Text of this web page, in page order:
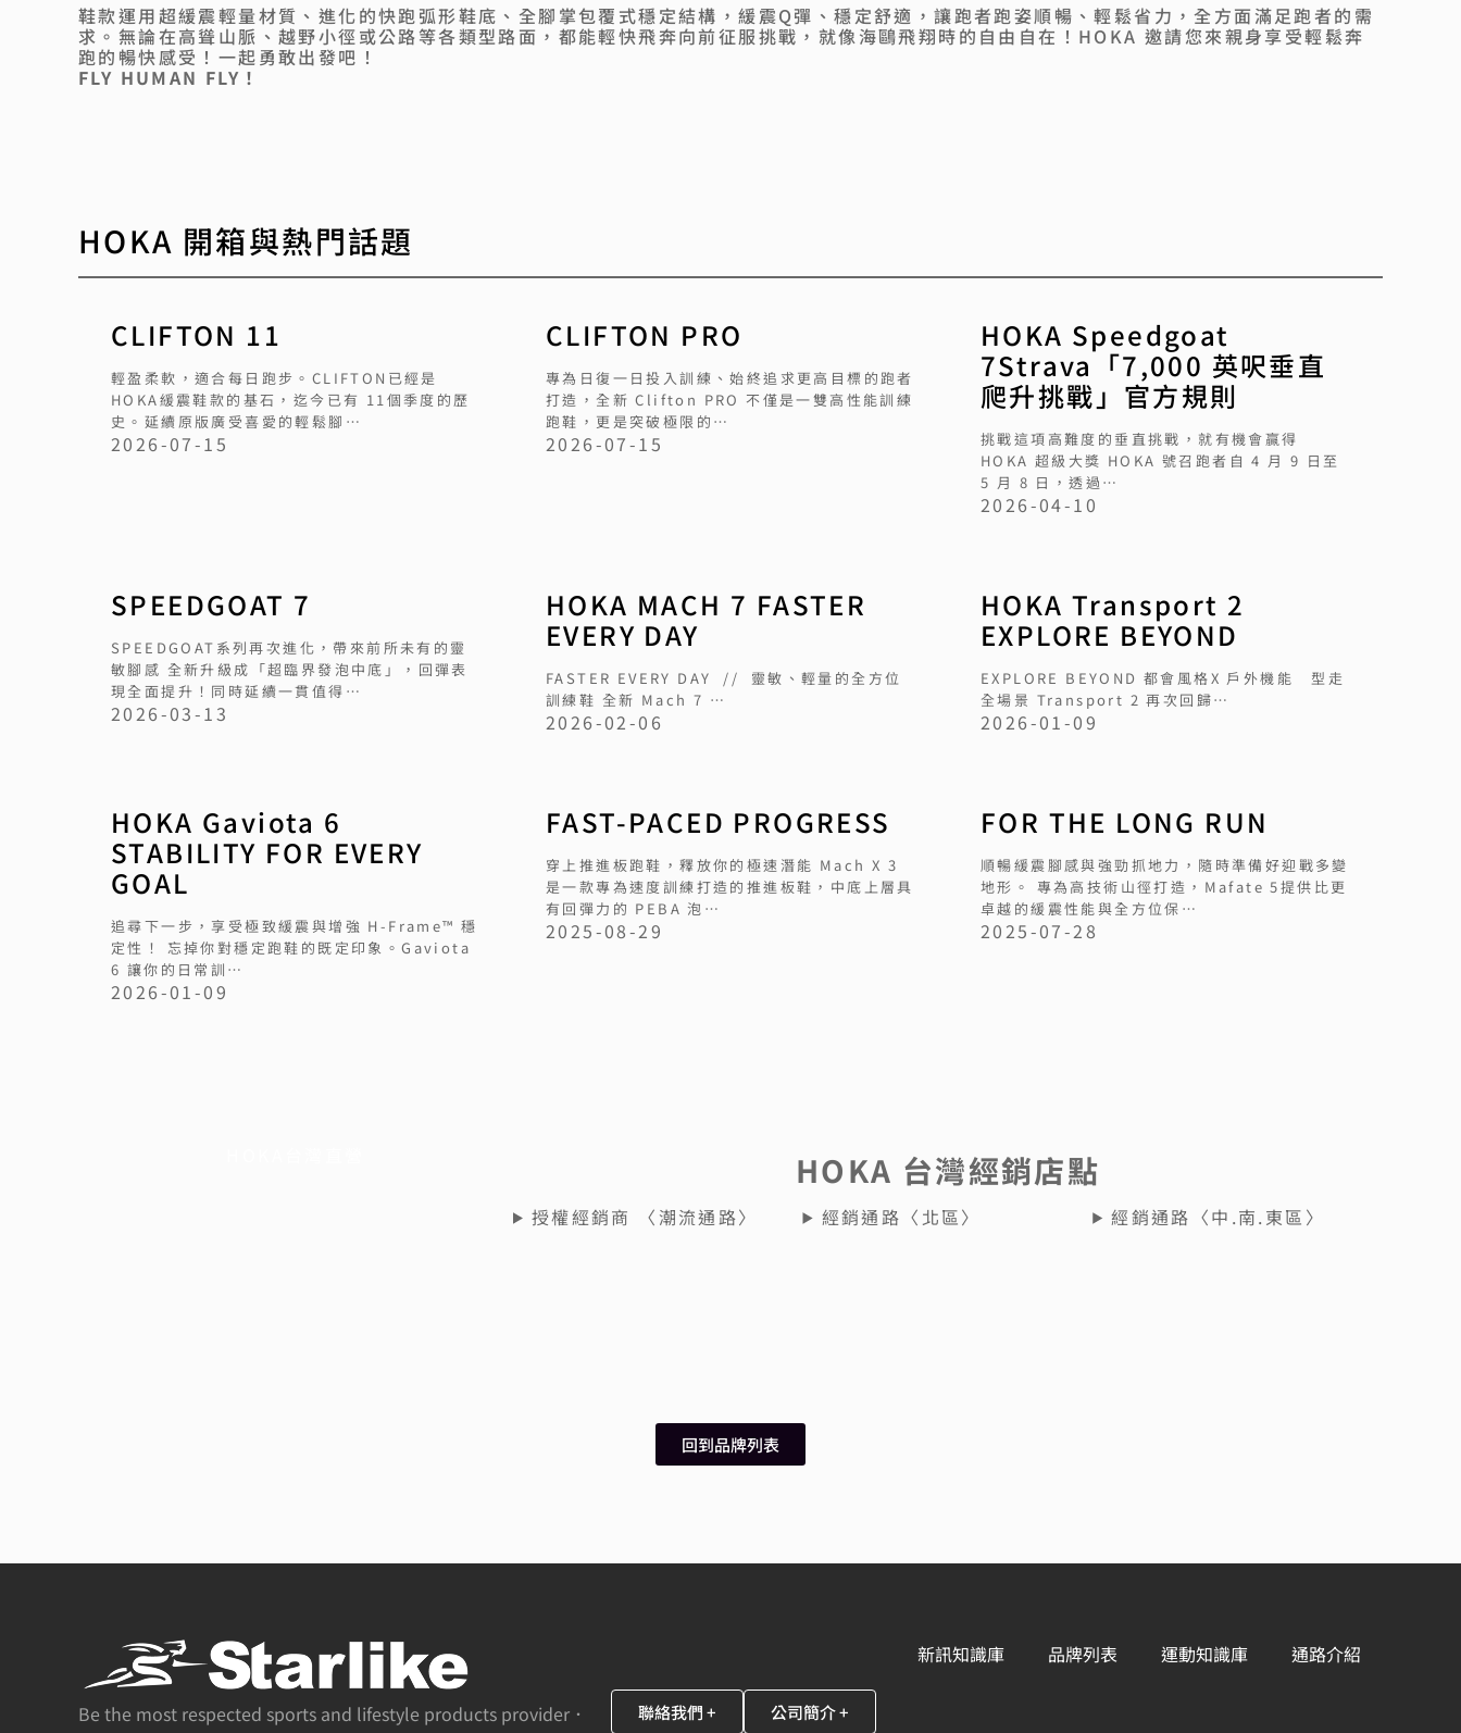
鞋款運用超緩震輕量材質、進化的快跑弧形鞋底、全腳掌包覆式穩定結構，緩震Q彈、穩定舒適，讓跑者跑姿順暢、輕鬆省力，全方面滿足跑者的需
求。無論在高聳山脈、越野小徑或公路等各類型路面，都能輕快飛奔向前征服挑戰，就像海鷗飛翔時的自由自在！HOKA 邀請您來親身享受輕鬆奔
跑的暢快感受！一起勇敢出發吧！
FLY HUMAN FLY！
HOKA 開箱與熱門話題
CLIFTON 11
輕盈柔軟，適合每日跑步。CLIFTON已經是
HOKA緩震鞋款的基石，迄今已有 11個季度的歷
史。延續原版廣受喜愛的輕鬆腳…
2026-07-15
CLIFTON PRO
專為日復一日投入訓練、始終追求更高目標的跑者
打造，全新 Clifton PRO 不僅是一雙高性能訓練
跑鞋，更是突破極限的…
2026-07-15
HOKA Speedgoat
7Strava「7,000 英呎垂直
爬升挑戰」官方規則
挑戰這項高難度的垂直挑戰，就有機會贏得
HOKA 超級大獎 HOKA 號召跑者自 4 月 9 日至
5 月 8 日，透過…
2026-04-10
SPEEDGOAT 7
SPEEDGOAT系列再次進化，帶來前所未有的靈
敏腳感 全新升級成「超臨界發泡中底」，回彈表
現全面提升！同時延續一貫值得…
2026-03-13
HOKA MACH 7 FASTER
EVERY DAY
FASTER EVERY DAY // 靈敏、輕量的全方位
訓練鞋 全新 Mach 7 …
2026-02-06
HOKA Transport 2
EXPLORE BEYOND
EXPLORE BEYOND 都會風格X 戶外機能 型走
全場景 Transport 2 再次回歸…
2026-01-09
HOKA Gaviota 6
STABILITY FOR EVERY
GOAL
追尋下一步，享受極致緩震與增強 H-Frame™ 穩
定性！ 忘掉你對穩定跑鞋的既定印象。Gaviota
6 讓你的日常訓…
2026-01-09
FAST-PACED PROGRESS
穿上推進板跑鞋，釋放你的極速潛能 Mach X 3
是一款專為速度訓練打造的推進板鞋，中底上層具
有回彈力的 PEBA 泡…
2025-08-29
FOR THE LONG RUN
順暢緩震腳感與強勁抓地力，隨時準備好迎戰多變
地形。 專為高技術山徑打造，Mafate 5提供比更
卓越的緩震性能與全方位保…
2025-07-28
HOKA 台灣經銷店點
授權經銷商 〈潮流通路〉 經銷通路〈北區〉 經銷通路〈中.南.東區〉
回到品牌列表
Be the most respected sports and lifestyle products provider．
新訊知識庫 品牌列表 運動知識庫 通路介紹
聯絡我們 + 公司簡介 +